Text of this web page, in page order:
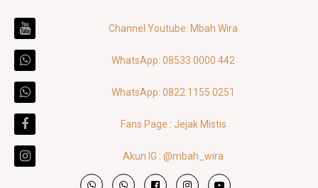
Channel Youtube: Mbah Wira
WhatsApp: 08533 0000 442
WhatsApp: 0822 1155 0251
Fans Page : Jejak Mistis
Akun IG : @mbah_wira